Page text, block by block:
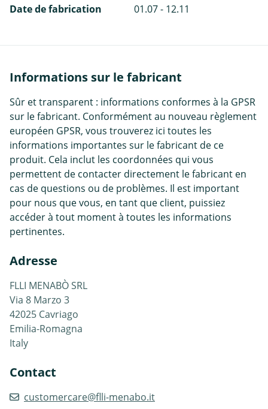
Date de fabrication
01.07 - 12.11
Informations sur le fabricant
Sûr et transparent : informations conformes à la GPSR
sur le fabricant. Conformément au nouveau règlement
européen GPSR, vous trouverez ici toutes les
informations importantes sur le fabricant de ce
produit. Cela inclut les coordonnées qui vous
permettent de contacter directement le fabricant en
cas de questions ou de problèmes. Il est important
pour nous que vous, en tant que client, puissiez
accéder à tout moment à toutes les informations
pertinentes.
Adresse
FLLI MENABÒ SRL
Via 8 Marzo 3
42025 Cavriago
Emilia-Romagna
Italy
Contact
customercare@flli-menabo.it